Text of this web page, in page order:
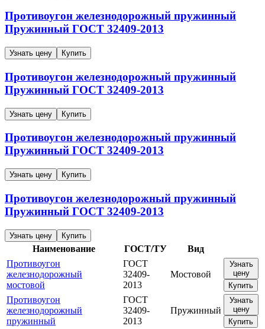
Противоугон железнодорожный пружинный
Пружинный ГОСТ 32409-2013
Узнать цену Купить
Противоугон железнодорожный пружинный
Пружинный ГОСТ 32409-2013
Узнать цену Купить
Противоугон железнодорожный пружинный
Пружинный ГОСТ 32409-2013
Узнать цену Купить
Противоугон железнодорожный пружинный
Пружинный ГОСТ 32409-2013
Узнать цену Купить
Наименование ГОСТ/ТУ
Вид
Противоугон
железнодорожный
мостовой
ГОСТ
32409-
2013
Мостовой
Узнать
цену
Купить
Противоугон
железнодорожный
пружинный
ГОСТ
32409-
2013
Пружинный
Узнать
цену
Купить